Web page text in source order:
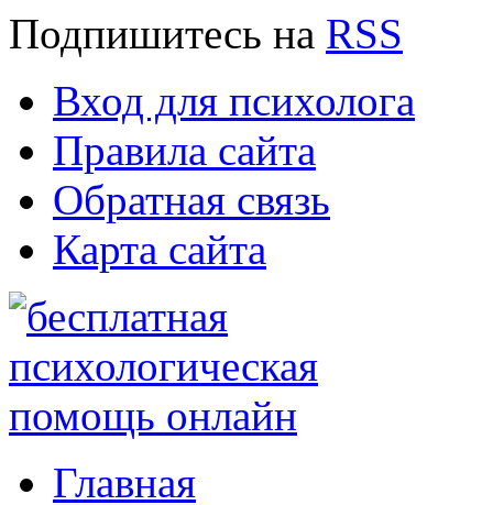
Подпишитесь на RSS
Вход для психолога
Правила сайта
Обратная связь
Карта сайта
Главная